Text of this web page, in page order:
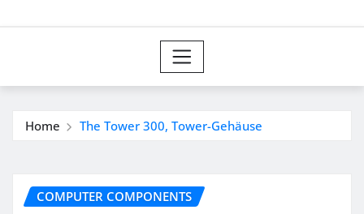
Home The Tower 300, Tower-Gehäuse
COMPUTER COMPONENTS